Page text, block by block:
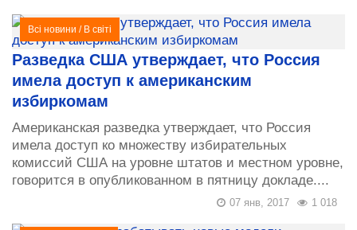
Всі новини / В світі
Разведка США утверждает, что Россия
имела доступ к американским
избиркомам
Американская разведка утверждает, что Россия
имела доступ ко множеству избирательных
комиссий США на уровне штатов и местном уровне,
говорится в опубликованном в пятницу докладе....
1 018
07 янв, 2017